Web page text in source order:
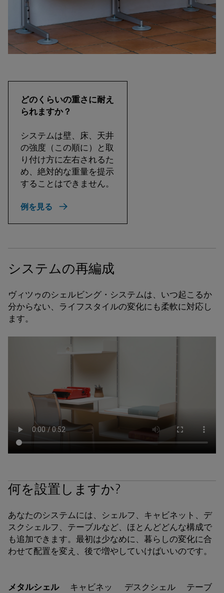
どのくらいの重さに耐え
られますか？
システムは壁、床、天井
の強度（この順に）と取
り付け方に左右されるた
め、絶対的な重量を提示
することはできません。
例を見る
システムの再編成
ヴィツゥのシェルビング・システムは、いつ起こるか
分からない、ライフスタイルの変化にも柔軟に対応し
ます。
何を設置しますか?
あなたのシステムには、シェルフ、キャビネット、デ
スクシェルフ、テーブルなど、ほとんどどんな構成で
も追加できます。最初は少なめに、暮らしの変化に合
わせて配置を変え、後で増やしていけばいいのです。
メタルシェル
キャビネッ
デスクシェル
テーブ